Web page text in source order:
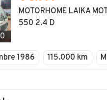
MOTORHOME LAIKA
550 2.4 D
1986 115.000 km